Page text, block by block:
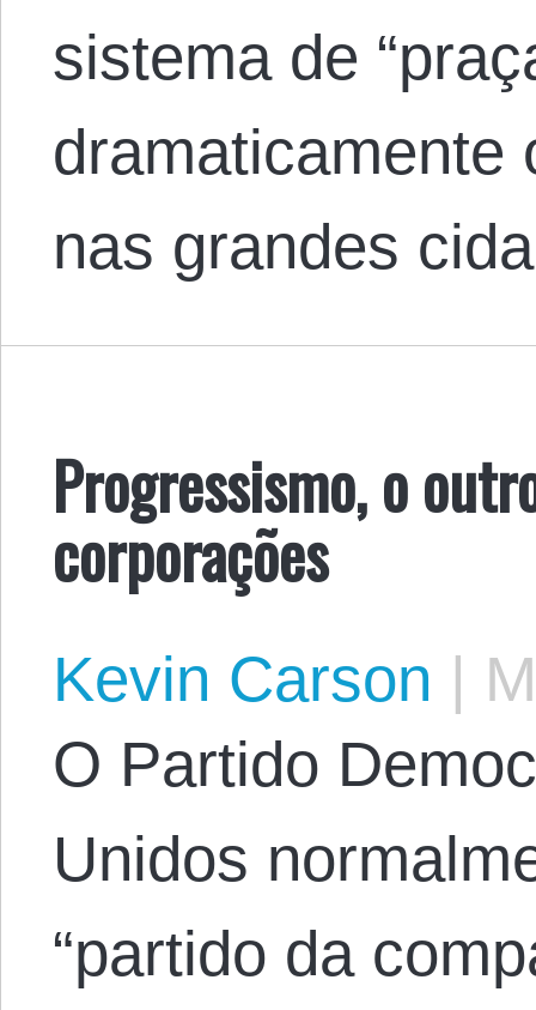
sistema de
dramaticamente
nas grandes
Progressismo, o
corporações
Kevin Carson |
O Partido
Unidos
“partido da